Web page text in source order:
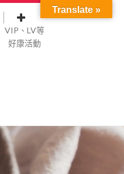
VIP、LV等
好康活動
Translate »